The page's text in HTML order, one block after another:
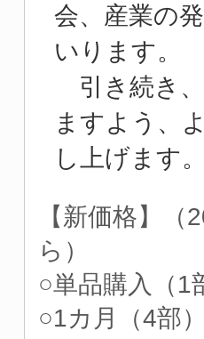
会、産業の
いります。
引き続き
ますよう、
し上げます
【新価格】
ら）
○単品購入（1
○1カ月（4部